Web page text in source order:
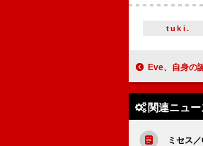
tuki.
Eve、自身の誕生日に
関連ニュー
ミセス